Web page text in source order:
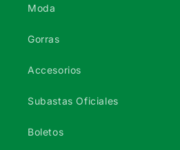
Moda
Gorras
Accesorios
Subastas Oficiales
Boletos